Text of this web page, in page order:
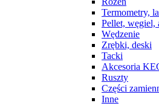
Termometry,
Pellet, węgiel,
Wędzenie
Zrębki, deski
Tacki
Akcesoria
Ruszty
Części
Inne